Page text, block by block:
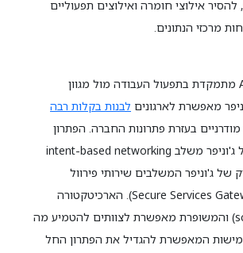
עם תוכנת Apstra, להסיר אילוצי חומרה ואילוצים תפעוליים
מרכזי הנתונים.
השקת Apstra 4.0 מתמקדת בתפעול העבודה מול מגוון
מאפשרת לארגונים לבנות בקלות רבה
מודרניים בעזרת פתרונות החברה. הפתרון
המדורג החדש של ג'וניפר משלב intent-based networking
של ג'וניפר המשלבים שירותי פירוול
מאובטחים (Secure Services Gateways). הארכיטקטורה
המדרגית (scalable) והמשופרת מאפשרת לצוותים להטמיע מה
המאפשרת להגדיל את הפתרון החל